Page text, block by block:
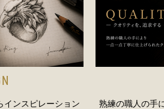
インスピレーション
熟練の職人の手